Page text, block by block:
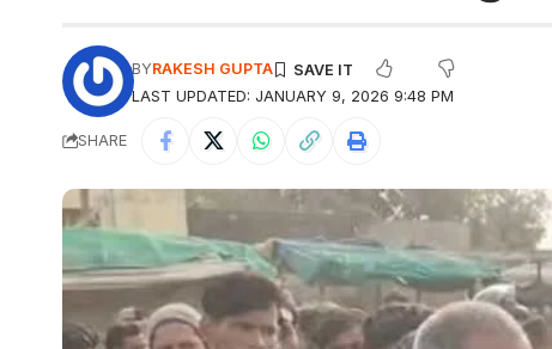
LAST UPDATED: JANUARY 9, 2026 9:48 PM
BYRAKESH GUPTA
SHARE